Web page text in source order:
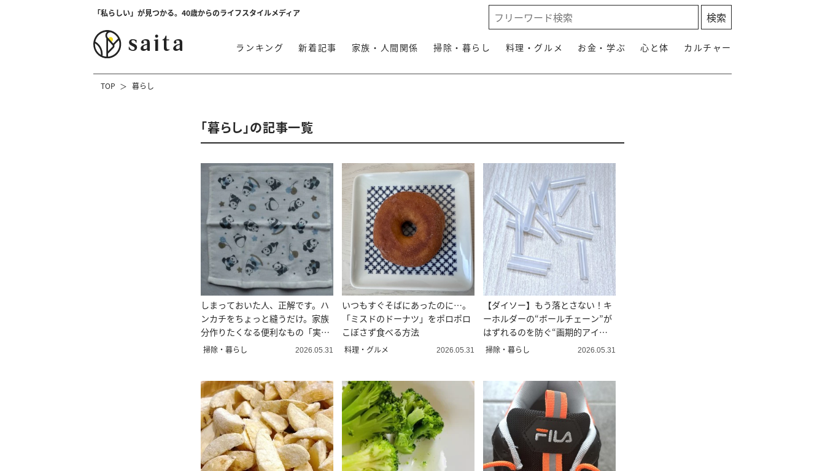
「私らしい」が見つかる。40歳からのライフスタイルメディア
ランキング 新着記事 家族・人間関係 掃除・暮らし 料理・グルメ お金・学ぶ 心と体 カルチャー
TOP 暮らし
「暮らし」の記事一覧
しまっておいた人、正解です。ハ
ンカチをちょっと縫うだけ。家族
分作りたくなる便利なもの「実用
的」
掃除・暮らし 2026.05.31
いつもすぐそばにあったのに…。
「ミスドのドーナツ」をポロポロ
こぼさず食べる方法
料理・グルメ 2026.05.31
【ダイソー】もう落とさない！キ
ーホルダーの“ボールチェーン”が
はずれるのを防ぐ“画期的アイテ
ム”
掃除・暮らし 2026.05.31